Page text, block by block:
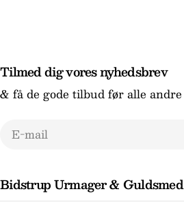
Bidstrup Urmager & Guldsmed
Tilmed dig vores nyhedsbrev
& få de gode tilbud før alle andre
E-